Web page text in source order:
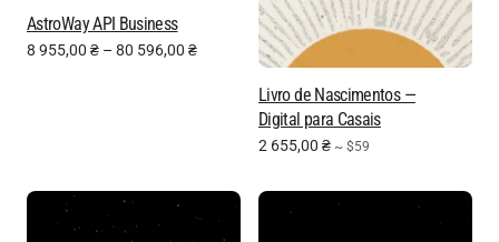
AstroWay API Business
8 955,00 ₴ – 80 596,00 ₴
Livro de Nascimentos —
Digital para Casais
2 655,00 ₴ ~ $59